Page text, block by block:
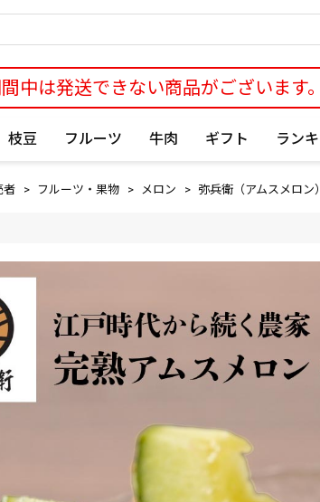
中は発送できない商品がございます
枝豆 フルーツ 牛肉 ギフト ラン
者 フルーツ・果物 メロン 弥兵衛（アムスメロン）